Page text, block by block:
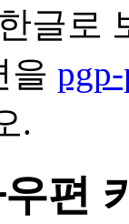
글로
을
.
편